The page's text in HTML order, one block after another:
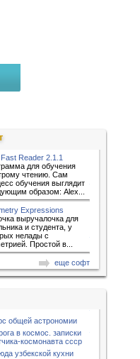
Reader 2.1.1
для обучения
чтению. Сам
обучения выглядит
образом: Alex...
Expressions
выручалочка для
и студента, у
нелады с
Простой в...
еще софт
общей астрономии
в космос. записки
космонавта ссср
узбекской кухни